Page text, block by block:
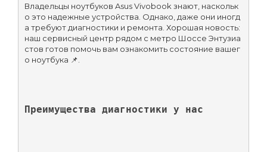
Владельцы ноутбуков Asus Vivobook знают, наскольк
о это надежные устройства. Однако, даже они иногд
а требуют диагностики и ремонта. Хорошая новость:
наш сервисный центр рядом с метро Шоссе Энтузиа
стов готов помочь вам ознакомить состояние вашег
о ноутбука 📌.
Преимущества диагностики у нас